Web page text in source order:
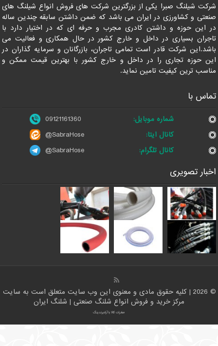
شرکت شیلنگ صبرا یکی از بزرگترین شرکت های فروش انواع شیلنگ های
صنعتی و کشاورزی در ایران می باشد که ضمن داشتن سابقه چندین ساله
در این حوزه و داشتن کادری مجرب و حرفه ای که در اختیار دارد با
تاجران بسیاری در داخل و خارج کشور در حال همکاری و فعالیت می
باشد.این شرکت قادر است تمامی تاجران، بازرگانان و سرمایه گذاران در
این حوزه تجاری را در داخل و خارج کشور با بهترین قیمت ممکن و
مناسب ترین کیفیت تامین نماید.
تماس با
شماره موبایل:
09121161360
کانال ایتا:
@SabraHose
کانال تلگرام:
@SabraHose
اخبار تصویری
© 2026 | کلیه حقوق مادی و معنوی این وب سایت متعلق است به سایت
مرکز خرید و فروش انواع شلنگ صنعتی | شلنگ ایران
صادرات کالا با آرادبرندینگ